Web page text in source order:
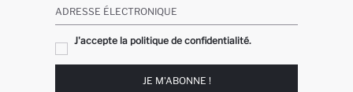
ADRESSE ÉLECTRONIQUE
J'accepte la politique de confidentialité.
JE M'ABONNE !